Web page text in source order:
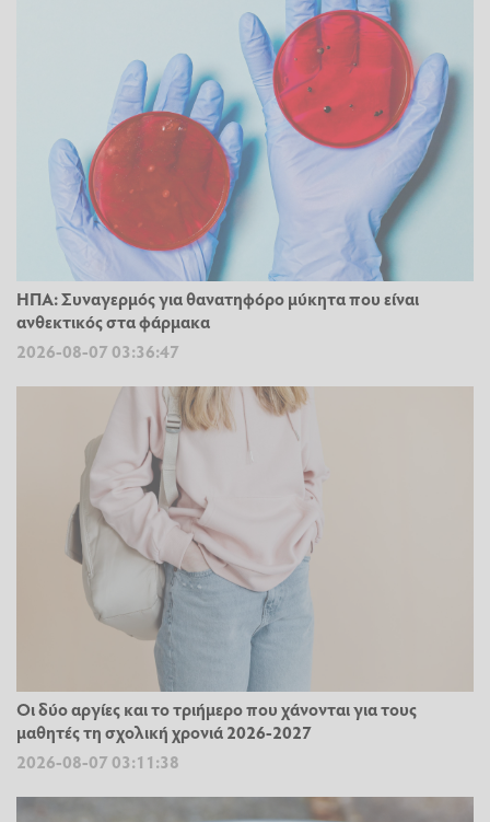
ΗΠΑ: Συναγερμός για θανατηφόρο μύκητα που είναι
ανθεκτικός στα φάρμακα
2026-08-07 03:36:47
Οι δύο αργίες και το τριήμερο που χάνονται για τους
μαθητές τη σχολική χρονιά 2026-2027
2026-08-07 03:11:38